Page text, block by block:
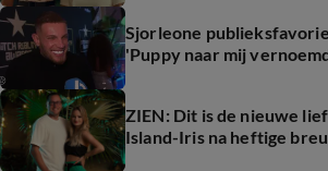
Sjorleone
'Puppy naar mij
ZIEN: Dit is de nieuwe
Island-Iris na heftige